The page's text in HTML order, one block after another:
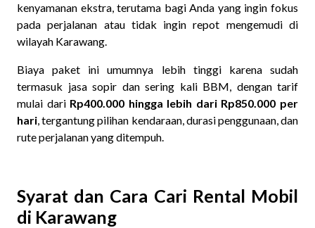
kenyamanan ekstra, terutama bagi Anda yang ingin fokus
pada perjalanan atau tidak ingin repot mengemudi di
wilayah Karawang.
Biaya paket ini umumnya lebih tinggi karena sudah
termasuk jasa sopir dan sering kali BBM, dengan tarif
mulai dari Rp400.000 hingga lebih dari Rp850.000 per
hari , tergantung pilihan kendaraan, durasi penggunaan, dan
rute perjalanan yang ditempuh.
Syarat dan Cara Cari Rental Mobil
di Karawang